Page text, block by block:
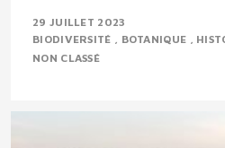
29 JUILLET 2023
BIODIVERSITÉ
BOTANIQUE
NON CLASSÉ